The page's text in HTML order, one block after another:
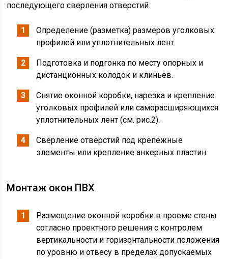
последующего сверления отверстий.
Определение (разметка) размеров уголковых
профилей или уплотнительных лент.
Подготовка и подгонка по месту опорных и
дистанционных колодок и клиньев.
Снятие оконной коробки, нарезка и крепление
уголковых профилей или саморасширяющихся
уплотнительных лент (см. рис.2).
Сверление отверстий под крепежные
элементы или крепление анкерных пластин.
Монтаж окон ПВХ
Размещение оконной коробки в проеме стены
согласно проектного решения с контролем
вертикальности и горизонтальности положения
по уровню и отвесу в пределах допускаемых